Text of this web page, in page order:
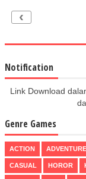
‹
Notification
Link Download
Genre Games
ACTION ADVENTURE
CASUAL HOROR